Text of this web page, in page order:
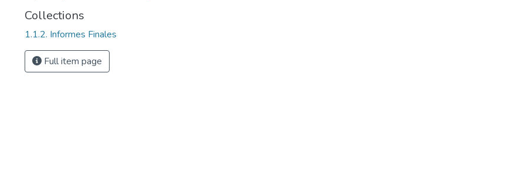
Collections
1.1.2. Informes Finales
Full item page